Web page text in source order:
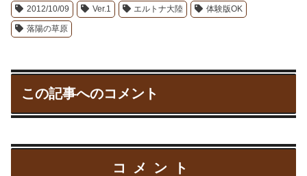
2012/10/09 Ver.1 エルトナ大陸 体験版OK
落陽の草原
この記事へのコメント
コメント